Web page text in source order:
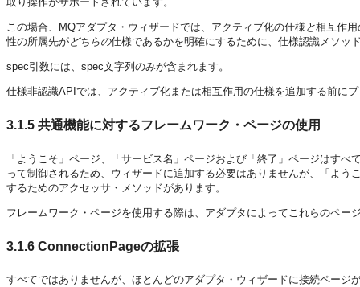
この場合、MQアダプタ・ウィザードでは、アクティブ化の仕様 と相互作
性の所属先がどちらの仕様であるかを明確にするために、仕様認識メソッ
spec引数には、spec文字列のみが含まれます。
仕様非認識APIでは、アクティブ化または相互作用の仕様を追加する前に
3.1.5 共通機能に対するフレームワーク・ページの使用
「ようこそ」ページ、「サービス名」ページおよび「終了」ページはす
って制御されるため、ウィザードに追加する必要はありませんが、「よう
するためのアクセッサ・メソッドがあります。
フレームワーク・ページを使用する際は、アダプタによってこれらのペ
3.1.6 ConnectionPageの拡張
すべてではありませんが、ほとんどのアダプタ・ウィザードに接続ペー